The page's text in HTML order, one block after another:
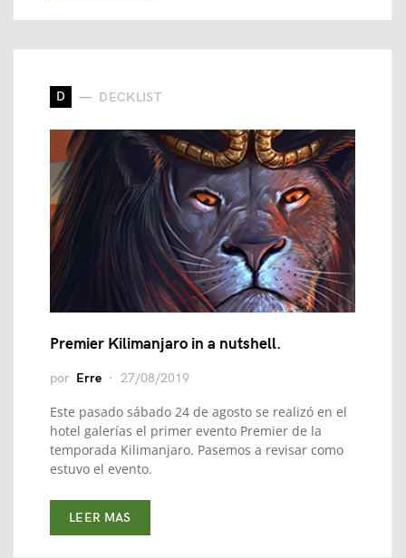
D DECKLIST
Premier Kilimanjaro in a nutshell.
por Erre 27/08/2019
Este pasado sábado 24 de agosto se realizó en el
hotel galerías el primer evento Premier de la
temporada Kilimanjaro. Pasemos a revisar como
estuvo el evento.
LEER MAS